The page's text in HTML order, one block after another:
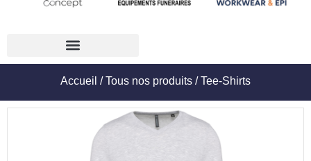
Accueil /Tous nos produits / Tee-Shirts